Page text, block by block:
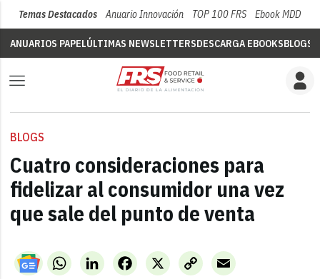
Temas Destacados Anuario Innovación TOP 100 FRS Ebook MDD
ANUARIOS PAPELÚLTIMAS NEWSLETTERSDESCARGA EBOOKSBLOGS
BLOGS
Cuatro consideraciones para
fidelizar al consumidor una vez
que sale del punto de venta
WhatsAppLinkedIn X
Facebook
Copy
Link
Email